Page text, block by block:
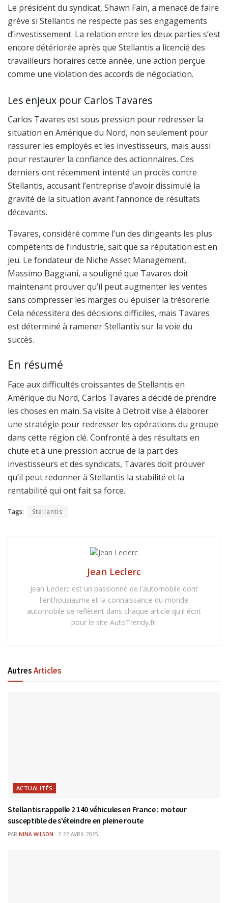
Le président du syndicat, Shawn Fain, a menacé de faire
grève si Stellantis ne respecte pas ses engagements
d’investissement. La relation entre les deux parties s’est
encore détériorée après que Stellantis a licencié des
travailleurs horaires cette année, une action perçue
comme une violation des accords de négociation.
Les enjeux pour Carlos Tavares
Carlos Tavares est sous pression pour redresser la
situation en Amérique du Nord, non seulement pour
rassurer les employés et les investisseurs, mais aussi
pour restaurer la confiance des actionnaires. Ces
derniers ont récemment intenté un procès contre
Stellantis, accusant l’entreprise d’avoir dissimulé la
gravité de la situation avant l’annonce de résultats
décevants.
Tavares, considéré comme l’un des dirigeants les plus
compétents de l’industrie, sait que sa réputation est en
jeu. Le fondateur de Niche Asset Management,
Massimo Baggiani, a souligné que Tavares doit
maintenant prouver qu’il peut augmenter les ventes
sans compresser les marges ou épuiser la trésorerie.
Cela nécessitera des décisions difficiles, mais Tavares
est déterminé à ramener Stellantis sur la voie du
succès.
En résumé
Face aux difficultés croissantes de Stellantis en
Amérique du Nord, Carlos Tavares a décidé de prendre
les choses en main. Sa visite à Detroit vise à élaborer
une stratégie pour redresser les opérations du groupe
dans cette région clé. Confronté à des résultats en
chute et à une pression accrue de la part des
investisseurs et des syndicats, Tavares doit prouver
qu’il peut redonner à Stellantis la stabilité et la
rentabilité qui ont fait sa force.
Tags: Stellantis
Jean Leclerc
Jean Leclerc est un passionné de l'automobile dont
l'enthousiasme et la connaissance du monde
automobile se reflètent dans chaque article qu'il écrit
pour le site AutoTrendy.fr.
AutresArticles
ACTUALITÉS
Stellantis rappelle 2 140 véhicules en France : moteur
susceptible de s’éteindre en pleine route
PAR NINA WILSON 22 AVRIL 2025